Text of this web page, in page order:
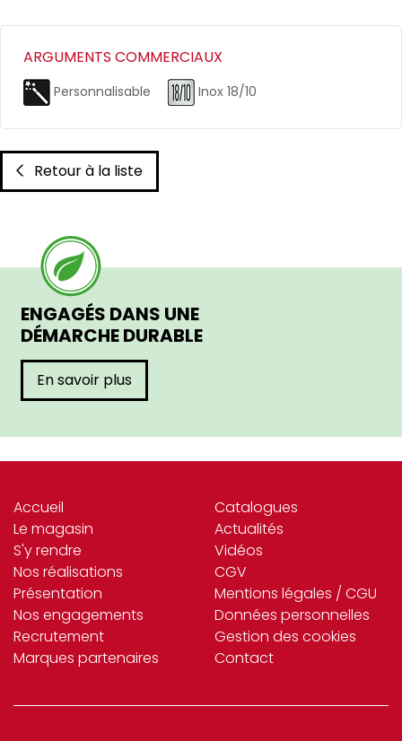
ARGUMENTS COMMERCIAUX
Personnalisable Inox 18/10
Retour à la liste
ENGAGÉS DANS UNE
DÉMARCHE DURABLE
En savoir plus
Accueil
Le magasin
S'y rendre
Nos réalisations
Présentation
Nos engagements
Recrutement
Marques partenaires
Catalogues
Actualités
Vidéos
CGV
Mentions légales / CGU
Données personnelles
Gestion des cookies
Contact